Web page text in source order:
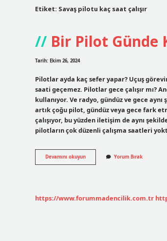
Etiket: Savaş pilotu kaç saat çalışır
Bir Pilot Günde
Tarih: Ekim 26, 2024
Pilotlar ayda kaç sefer yapar? Uçuş
saati geçemez. Pilotlar gece çalışır mı?
kullanıyor. Ve radyo, gündüz ve gece aynı
artık çoğu pilot, gündüz veya gece fark
çalışıyor, bu yüzden iletişim de aynı
pilotların çok düzenli çalışma saatleri
Devamını okuyunBir
Pilot
Yorum Bırak
https://www.forummadencilik.com.tr